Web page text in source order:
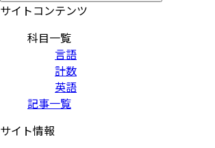
サイトコンテンツ
科目一覧
言語
計数
英語
記事一覧
サイト情報